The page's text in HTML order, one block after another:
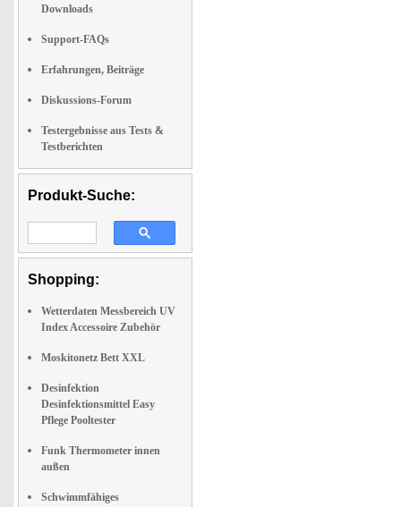
Downloads
Support-FAQs
Erfahrungen, Beiträge
Diskussions-Forum
Testergebnisse aus Tests &
Testberichten
Produkt-Suche:
Shopping:
Wetterdaten Messbereich UV
Index Accessoire Zubehör
Moskitonetz Bett XXL
Desinfektion
Desinfektionsmittel Easy
Pflege Pooltester
Funk Thermometer innen
außen
Schwimmfähiges